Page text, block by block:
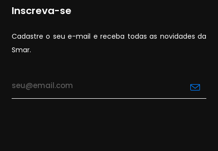
Inscreva-se
Cadastre o seu e-mail e receba todas as novidades da
Smar.